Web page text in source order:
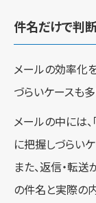
件名だけで判
メールの効率化
づらいケースも多
メールの中には
に把握しづらい
また、返信・転
の件名と実際の